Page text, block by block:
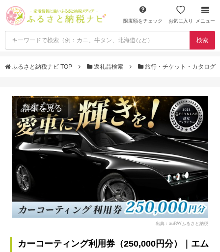
限度額をチェック お気に入り メニュー
検索
ふるさと納税ナビ TOP 返礼品検索 旅行・チケット・カタログ
詳細を見る
出典：auPAYふるさと納税
カーコーティング利用券（250,000円分）｜エム